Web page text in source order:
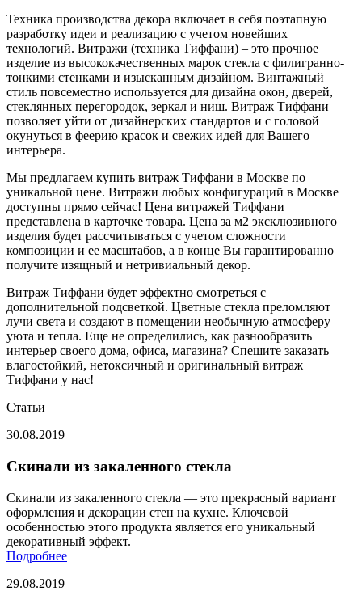
Техника производства декора включает в себя поэтапную
разработку идеи и реализацию с учетом новейших
технологий. Витражи (техника Тиффани) – это прочное
изделие из высококачественных марок стекла с филигранно-
тонкими стенками и изысканным дизайном. Винтажный
стиль повсеместно используется для дизайна окон, дверей,
стеклянных перегородок, зеркал и ниш. Витраж Тиффани
позволяет уйти от дизайнерских стандартов и с головой
окунуться в феерию красок и свежих идей для Вашего
интерьера.
Мы предлагаем купить витраж Тиффани в Москве по
уникальной цене. Витражи любых конфигураций в Москве
доступны прямо сейчас! Цена витражей Тиффани
представлена в карточке товара. Цена за м2 эксклюзивного
изделия будет рассчитываться с учетом сложности
композиции и ее масштабов, а в конце Вы гарантированно
получите изящный и нетривиальный декор.
Витраж Тиффани будет эффектно смотреться с
дополнительной подсветкой. Цветные стекла преломляют
лучи света и создают в помещении необычную атмосферу
уюта и тепла. Еще не определились, как разнообразить
интерьер своего дома, офиса, магазина? Спешите заказать
влагостойкий, нетоксичный и оригинальный витраж
Тиффани у нас!
Статьи
30.08.2019
Скинали из закаленного стекла
Скинали из закаленного стекла — это прекрасный вариант
оформления и декорации стен на кухне. Ключевой
особенностью этого продукта является его уникальный
декоративный эффект.
Подробнее
29.08.2019